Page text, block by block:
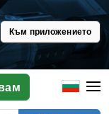
Към приложението